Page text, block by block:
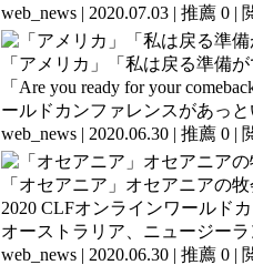
web_news | 2020.07.03 | 推薦 0 |
「アメリカ」「私は戻る準備が
「Are you ready for your
ールドカンファレンスがあっ
web_news | 2020.06.30 | 推薦 0 |
「オセアニア」オセアニアの
2020 CLFオンラインワールド
オーストラリア、ニュージー
web_news | 2020.06.30 | 推薦 0 |